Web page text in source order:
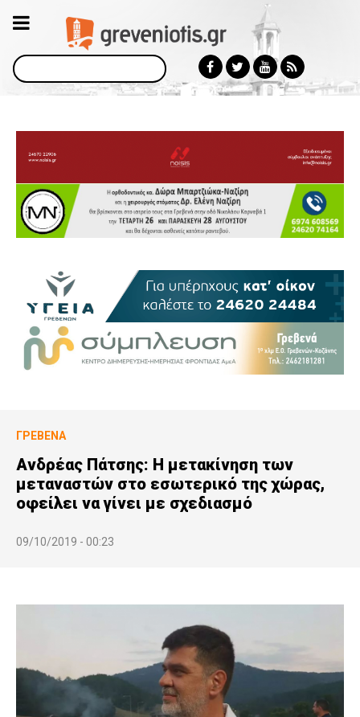
Αναζήτηση
ΓΡΕΒΕΝΆ
Ανδρέας Πάτσης: Η μετακίνηση των
μεταναστών στο εσωτερικό της χώρας,
οφείλει να γίνει με σχεδιασμό
09/10/2019 - 00:23